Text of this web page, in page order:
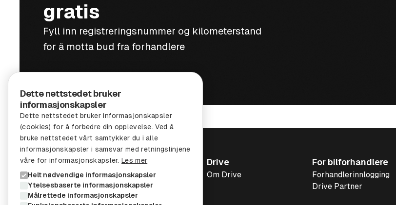
gratis
Fyll inn registreringsnummer og kilometerstand
for å motta bud fra forhandlere
Drive
Om Drive
For bilforhandlere
Forhandlerinnlogging
Drive Partner
Dette nettstedet bruker
informasjonskapsler
Dette nettstedet bruker informasjonskapsler
(cookies) for å forbedre din opplevelse. Ved å
bruke nettstedet vårt samtykker du i alle
informasjonskapsler i samsvar med retningslinjene
våre for informasjonskapsler.Les mer
Helt nødvendige informasjonskapsler
Ytelsesbaserte informasjonskapsler
Målrettede informasjonskapsler